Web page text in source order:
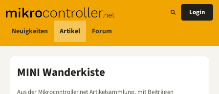
Neuigkeiten Artikel Forum
Login
MINI Wanderkiste
Aus der Mikrocontroller.net Artikelsammlung, mit Beiträgen